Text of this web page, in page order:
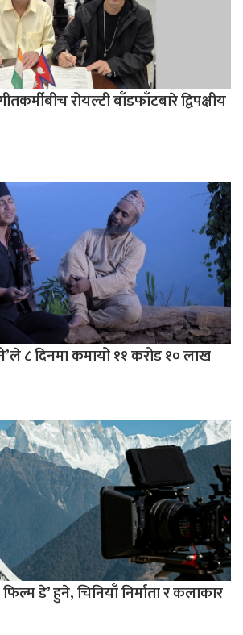
रोयल्टी बाँडफाँटबारे द्विपक्षीय
८ दिनमा कमायो ११ करोड १० लाख
डे’ हुने, चिनियाँ निर्माता र कलाकार